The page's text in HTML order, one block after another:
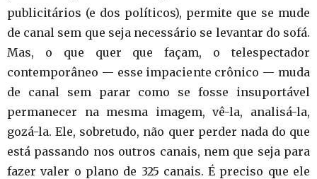
publicitários (e dos políticos), permite que se mude
de canal sem que seja necessário se levantar do sofá.
Mas, o que quer que façam, o telespectador
contemporâneo — esse impaciente crônico — muda
de canal sem parar como se fosse insuportável
permanecer na mesma imagem, vê-la, analisá-la,
gozá-la. Ele, sobretudo, não quer perder nada do que
está passando nos outros canais, nem que seja para
fazer valer o plano de 325 canais. É preciso que ele